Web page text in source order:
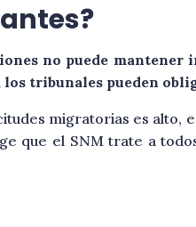
no puede mantener
tribunales pueden
migratorias es alto,
que el SNM trate a